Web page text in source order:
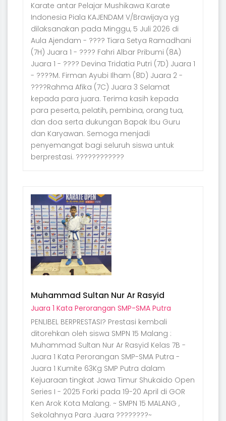
Karate antar Pelajar Mushikawa Karate
Indonesia Piala KAJENDAM V/Brawijaya yg
dilaksanakan pada Minggu, 5 Juli 2026 di
Aula Ajendam - ???? Tiara Setya Ramadhani
(7H) Juara 1 - ???? Fahri Albar Pribumi (8A)
Juara 1 - ???? Devina Tridatia Putri (7D) Juara 1
- ????M. Firman Ayubi Ilham (8D) Juara 2 -
????Rahma Afika (7C) Juara 3 Selamat
kepada para juara. Terima kasih kepada
para peserta, pelatih, pembina, orang tua,
dan doa serta dukungan Bapak Ibu Guru
dan Karyawan. Semoga menjadi
penyemangat bagi seluruh siswa untuk
berprestasi. ????????????
Muhammad Sultan Nur Ar Rasyid
Juara 1 Kata Perorangan SMP-SMA Putra
PENLIBEL BERPRESTASI? Prestasi kembali
ditorehkan oleh siswa SMPN 15 Malang :
Muhammad Sultan Nur Ar Rasyid Kelas 7B -
Juara 1 Kata Perorangan SMP-SMA Putra -
Juara 1 Kumite 63Kg SMP Putra dalam
Kejuaraan tingkat Jawa Timur Shukaido Open
Series I - 2025 Forki pada 19-20 April di GOR
Ken Arok Kota Malang. ~ SMPN 15 MALANG ,
Sekolahnya Para Juara ????????~